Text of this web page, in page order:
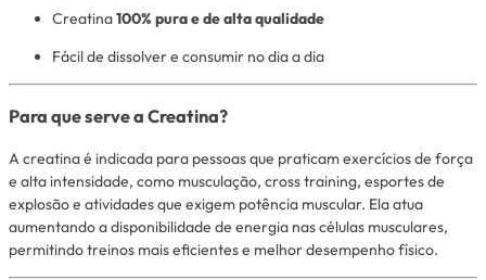
Creatina100% pura e de alta qualidade
Fácil de dissolver e consumir no dia a dia
Para que serve a Creatina?
A creatina é indicada para pessoas que praticam exercícios de força
e alta intensidade, como musculação, cross training, esportes de
explosão e atividades que exigem potência muscular. Ela atua
aumentando a disponibilidade de energia nas células musculares,
permitindo treinos mais eficientes e melhor desempenho físico.